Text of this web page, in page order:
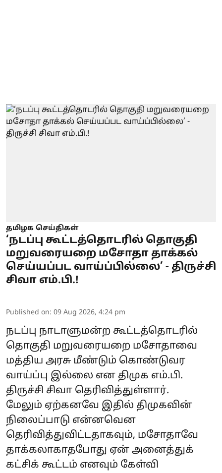
தமிழக செய்திகள்
‘நடப்பு கூட்டத்தொடரில் தொகுதி
மறுவரையறை மசோதா தாக்கல்
செய்யப்பட வாய்ப்பில்லை’ - திருச்சி
சிவா எம்.பி.!
Published on: 09 Aug 2026, 4:24 pm
நடப்பு நாடாளுமன்ற கூட்டத்தொடரில்
தொகுதி மறுவரையறை மசோதாவை
மத்திய அரசு மீண்டும் கொண்டுவர
வாய்ப்பு இல்லை என திமுக எம்.பி.
திருச்சி சிவா தெரிவித்துள்ளார்.
மேலும் ஏற்கனவே இதில் திமுகவின்
நிலைப்பாடு என்னவென
தெரிவித்துவிட்டதாகவும், மசோதாவே
தாக்கலாகாதபோது ஏன் அனைத்துக்
கட்சிக் கூட்டம் எனவும் கேள்வி